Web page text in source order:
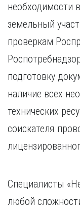
необходимости
земельный
проверкам
подготовку
наличие всех
технических
соискателя
Специалисты
любой